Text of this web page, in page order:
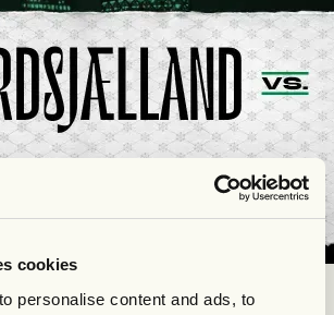
cookies
personalise content and ads, to